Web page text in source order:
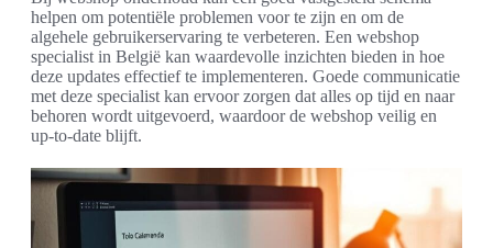
helpen om potentiële problemen voor te zijn en om de
algehele gebruikerservaring te verbeteren. Een webshop
specialist in België kan waardevolle inzichten bieden in hoe
deze updates effectief te implementeren. Goede communicatie
met deze specialist kan ervoor zorgen dat alles op tijd en naar
behoren wordt uitgevoerd, waardoor de webshop veilig en
up-to-date blijft.